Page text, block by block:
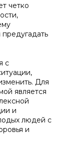
четко
предугадать
с
Для
является
и
людей с
и